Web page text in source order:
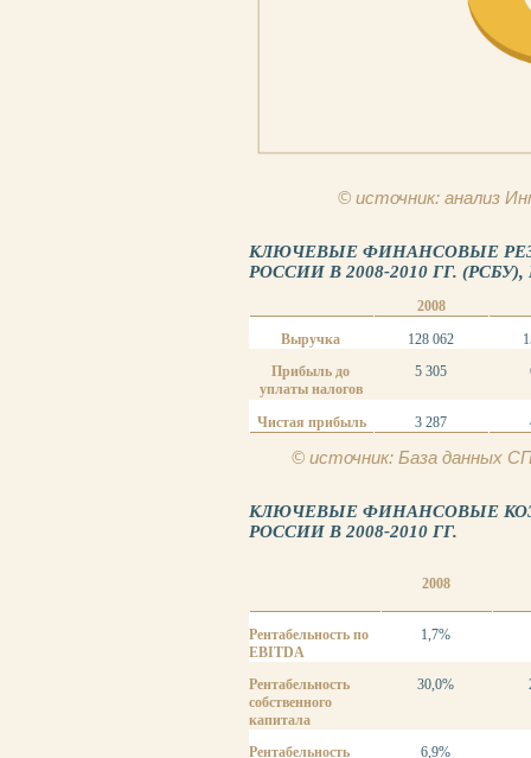
© источник: анализ
КЛЮЧЕВЫЕ ФИНАНСОВЫЕ
РОССИИ В 2008-2010 ГГ.
2008
Выручка
128 062
Прибыль до
уплаты налогов
5 305
Чистая прибыль 3 287
© источник: База данных
КЛЮЧЕВЫЕ ФИНАНСОВЫЕ
РОССИИ В 2008-2010 ГГ.
2008
Рентабельность по
EBITDA
1,7%
Рентабельность
собственного
капитала
30,0%
Рентабельность
6,9%